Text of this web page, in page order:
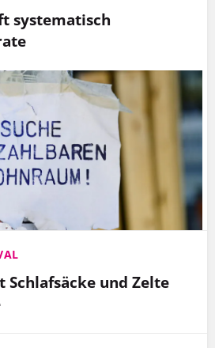
systematisch
Schlafsäcke und Zelte